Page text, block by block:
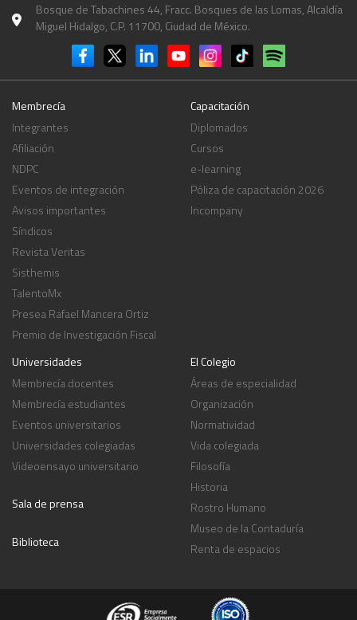
Bosque de Tabachines 44, Fracc. Bosques de las Lomas, Alcaldía
Miguel Hidalgo, C.P. 11700, Ciudad de México.
Membrecía
Integrantes
Afiliación
NDPC
Eventos de integración
Avisos importantes
Síndicos
Revista Veritas
Sisthemis
TalentoMx
Presea Rafael Mancera Ortiz
Premio de Investigación Fiscal
Capacitación
Diplomados
Cursos
e-learning
Póliza de capacitación 2026
Incompany
Universidades
Membrecía docentes
Membrecía estudiantes
Eventos universitarios
Universidades colegiadas
Videoensayo universitario
Sala de prensa
Biblioteca
El Colegio
Áreas de especialidad
Organización
Normatividad
Vida colegiada
Filosofía
Historia
Rostro Humano
Museo de la Contaduría
Renta de espacios